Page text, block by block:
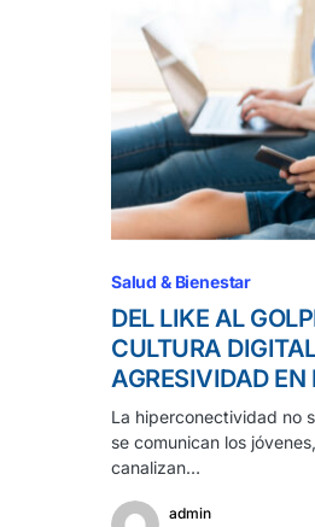
Salud & Bienestar
DEL LIKE AL
CULTURA
AGRESIVIDAD EN
La hiperconectividad no
se comunican los
canalizan…
admin